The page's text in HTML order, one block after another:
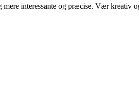
interessante og præcise. Vær kreativ